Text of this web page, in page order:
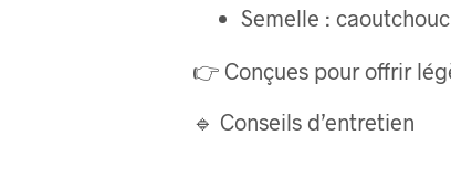
Semelle : caoutchouc
👉 Conçues pour offrir
🔹 Conseils d’entretien